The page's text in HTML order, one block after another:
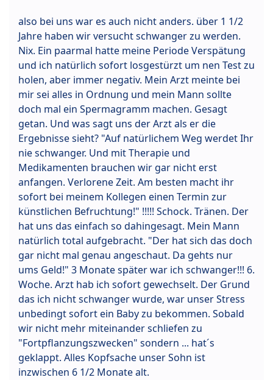
also bei uns war es auch nicht anders. über 1 1/2
Jahre haben wir versucht schwanger zu werden.
Nix. Ein paarmal hatte meine Periode Verspätung
und ich natürlich sofort losgestürzt um nen Test zu
holen, aber immer negativ. Mein Arzt meinte bei
mir sei alles in Ordnung und mein Mann sollte
doch mal ein Spermagramm machen. Gesagt
getan. Und was sagt uns der Arzt als er die
Ergebnisse sieht? "Auf natürlichem Weg werdet Ihr
nie schwanger. Und mit Therapie und
Medikamenten brauchen wir gar nicht erst
anfangen. Verlorene Zeit. Am besten macht ihr
sofort bei meinem Kollegen einen Termin zur
künstlichen Befruchtung!" !!!!! Schock. Tränen. Der
hat uns das einfach so dahingesagt. Mein Mann
natürlich total aufgebracht. "Der hat sich das doch
gar nicht mal genau angeschaut. Da gehts nur
ums Geld!" 3 Monate später war ich schwanger!!! 6.
Woche. Arzt hab ich sofort gewechselt. Der Grund
das ich nicht schwanger wurde, war unser Stress
unbedingt sofort ein Baby zu bekommen. Sobald
wir nicht mehr miteinander schliefen zu
"Fortpflanzungszwecken" sondern ... hat´s
geklappt. Alles Kopfsache unser Sohn ist
inzwischen 6 1/2 Monate alt.